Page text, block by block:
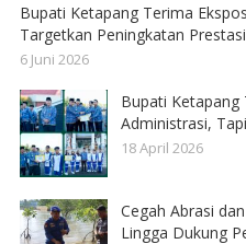
Bupati Ketapang Terima
Targetkan Peningkatan
6 Juni 2026
Bupati Ketapang
Administrasi,
18 April 2026
Cegah Abrasi
Lingga Dukung